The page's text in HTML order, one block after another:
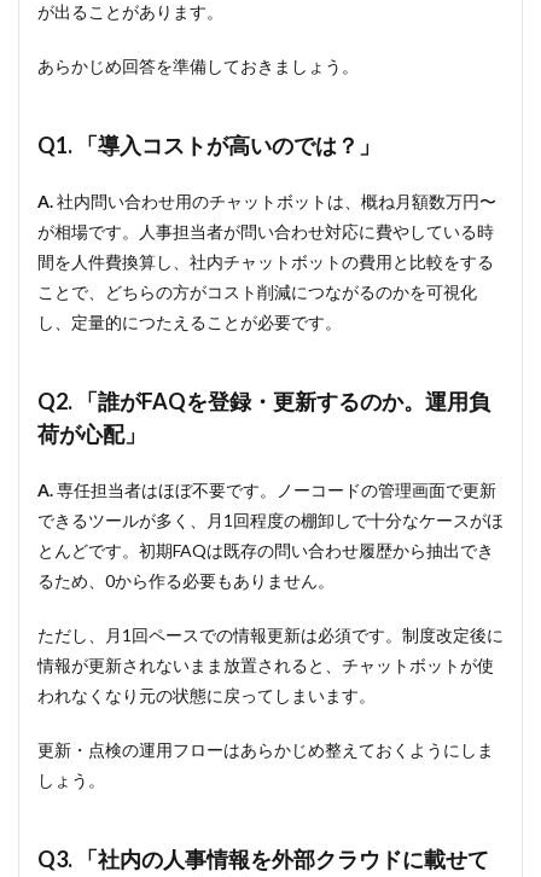
が出ることがあります。
あらかじめ回答を準備しておきましょう。
Q1. 「導入コストが高いのでは？」
A.社内問い合わせ用のチャットボットは、概ね月額数万円〜
が相場です。人事担当者が問い合わせ対応に費やしている時
間を人件費換算し、社内チャットボットの費用と比較をする
ことで、どちらの方がコスト削減につながるのかを可視化
し、定量的につたえることが必要です。
Q2. 「誰がFAQを登録・更新するのか。運用負
荷が心配」
A.専任担当者はほぼ不要です。ノーコードの管理画面で更新
できるツールが多く、月1回程度の棚卸しで十分なケースがほ
とんどです。初期FAQは既存の問い合わせ履歴から抽出でき
るため、0から作る必要もありません。
ただし、月1回ペースでの情報更新は必須です。制度改定後に
情報が更新されないまま放置されると、チャットボットが使
われなくなり元の状態に戻ってしまいます。
更新・点検の運用フローはあらかじめ整えておくようにしま
しょう。
Q3. 「社内の人事情報を外部クラウドに載せて